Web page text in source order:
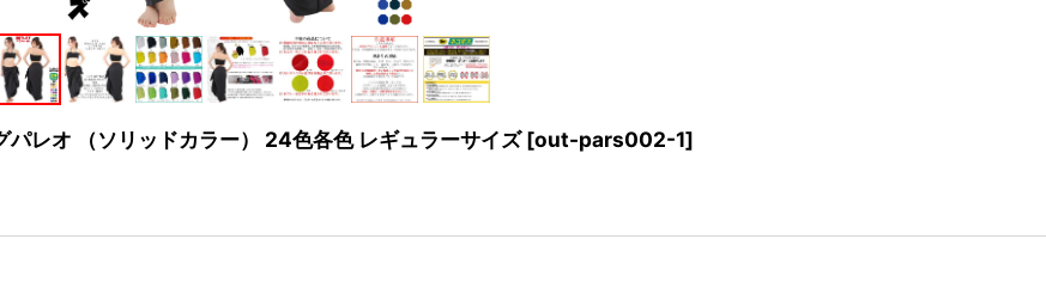
レオ （ソリッドカラー） 24色各色 レギュラーサイズ [out-pars002-1]